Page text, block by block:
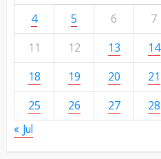
4
5 6 7
11
12 13 14
18
19 20 21
25
26 27 28
« Jul